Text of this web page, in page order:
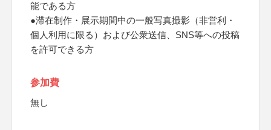
能である方
●滞在制作・展示期間中の一般写真撮影（非営利・
個人利用に限る）および公衆送信、SNS等への投稿
を許可できる方
参加費
無し